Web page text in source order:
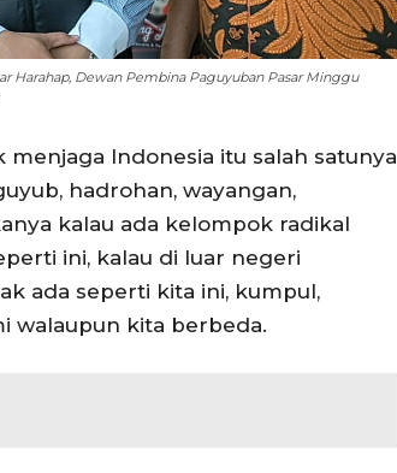
Harahap, Dewan Pembina Paguyuban Pasar Minggu
Indonesia itu salah satunya
hadrohan, wayangan,
kalau ada kelompok radikal
ini, kalau di luar negeri
ada seperti kita ini, kumpul,
walaupun kita berbeda.